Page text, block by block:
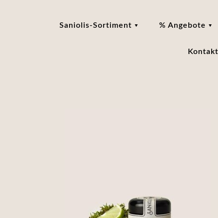
Saniolis-Sortiment % Angebote
Kontakt